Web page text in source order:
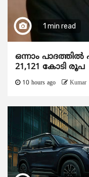
1 min read
ഒന്നാം
21,121 കോടി രൂപ
10 hours ago Kumar